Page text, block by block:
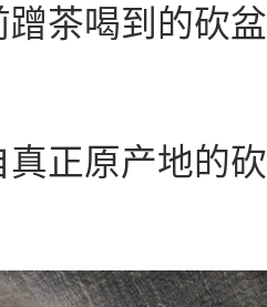
茶喝到的砍盆
正原产地的砍